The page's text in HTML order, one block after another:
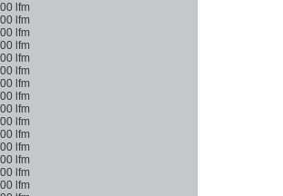
lfm
lfm
lfm
lfm
lfm
lfm
lfm
lfm
lfm
lfm
lfm
lfm
lfm
lfm
lfm